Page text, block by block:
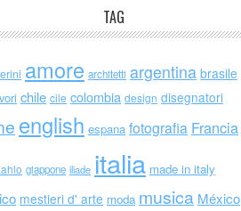
TAG
amore architetti argentina brasile
chile cile colombia design disegnatori
english espana fotografia Francia
giappone iliade italia made in italy
mestieri d' arte moda musica México